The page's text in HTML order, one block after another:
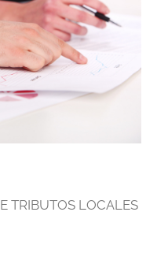
TRIBUTOS LOCALES